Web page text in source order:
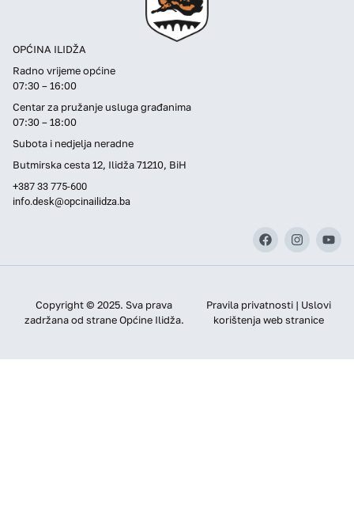
OPĆINA ILIDŽA
Radno vrijeme općine
07:30 – 16:00
Centar za pružanje usluga građanima
07:30 – 18:00
Subota i nedjelja neradne
Butmirska cesta 12, Ilidža 71210, BiH
+387 33 775-600
info.desk@opcinailidza.ba
Copyright © 2025. Sva prava
zadržana od strane Općine Ilidža.
Pravila privatnosti | Uslovi
korištenja web stranice